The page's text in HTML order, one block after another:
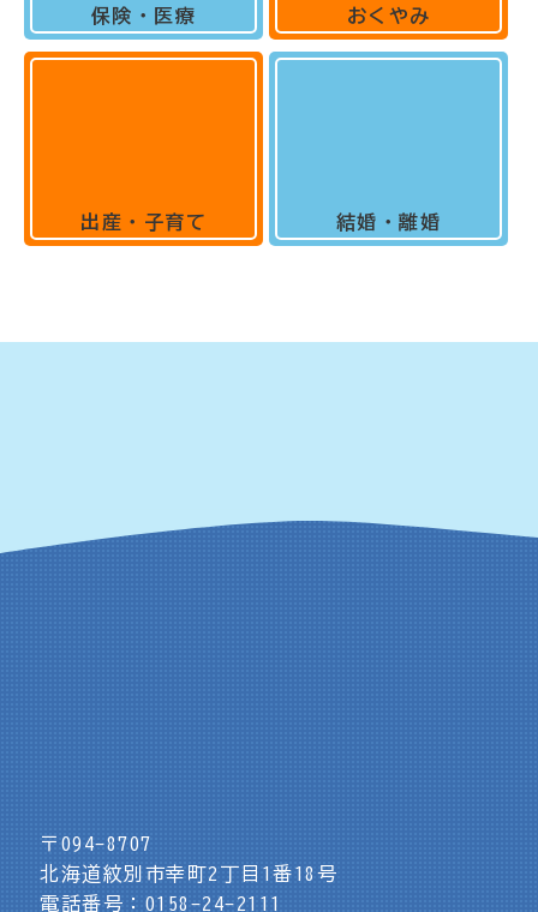
保険・医療
出産・子育て
おくやみ
結婚・離婚
〒094-8707
北海道紋別市幸町2丁目1番18号
電話番号：0158-24-2111